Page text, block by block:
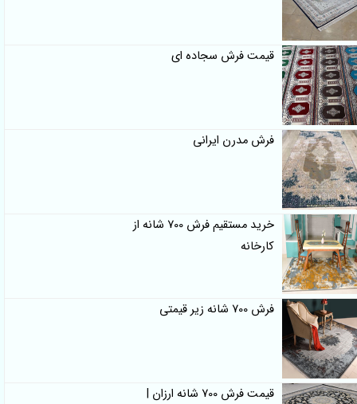
قیمت فرش سجاده ای
فرش مدرن ایرانی
خرید مستقیم فرش 700 شانه از
کارخانه
فرش 700 شانه زیر قیمتی
قیمت فرش 700 شانه ارزان |